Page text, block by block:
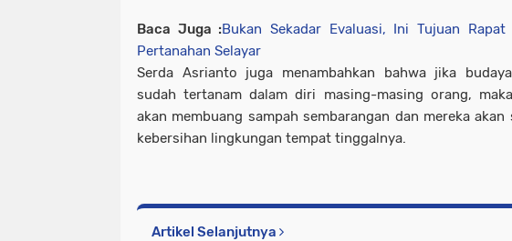
Baca Juga :Bukan Sekadar Evaluasi, Ini Tujuan
Pertanahan Selayar
Serda Asrianto juga menambahkan bahwa jika
sudah tertanam dalam diri masing-masing orang,
akan membuang sampah sembarangan dan mereka akan
kebersihan lingkungan tempat tinggalnya.
Artikel Selanjutnya